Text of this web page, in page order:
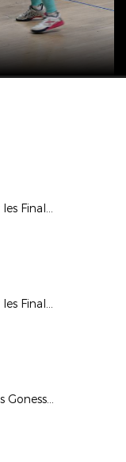
Retour en images sur les Finales de Coupe de Paris du Dimanche 12 juin 2022 à Gonesse
Retour en images sur les Finales de Coupe de Paris du Samedi 11 juin 2022 à Gonesse
Finales Coupe de Paris Gonesse 2022